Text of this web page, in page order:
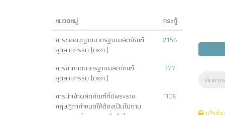
หมวดหมู่
กระทู้
การขออนุญาตมาตรฐานผลิตภัณฑ์
อุตสาหกรรม (มอก.)
2156
การกำหนดมาตรฐานผลิตภัณฑ์
อุตสาหกรรม (มอก.)
377
การนำเข้าผลิตภัณฑ์ที่มีพระราช
กฤษฎีกากำหนดให้ต้องเป็นไปตาม
1108